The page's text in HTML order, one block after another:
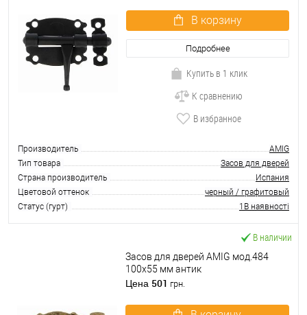
В корзину
Подробнее
Купить в 1 клик
К сравнению
В избранное
Производитель
AMIG
Тип товара
Засов для дверей
Страна производитель
Испания
Цветовой оттенок
черный / графитовый
Статус (гурт)
1В наявності
В наличии
Засов для дверей AMIG мод.484
100х55 мм антик
Цена 501 грн.